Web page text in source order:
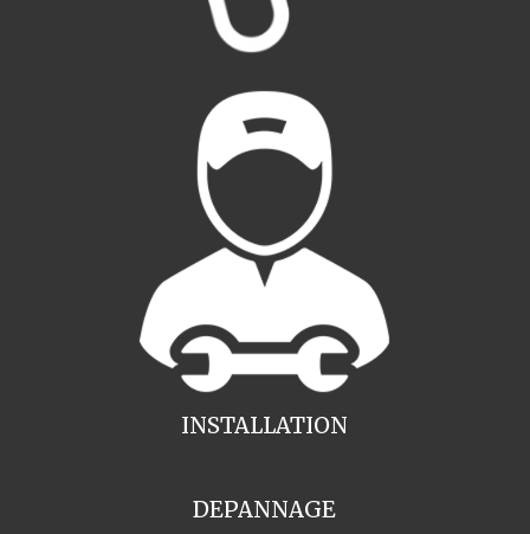
INSTALLATION
DEPANNAGE